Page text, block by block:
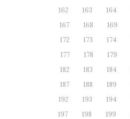
162
163 164
167
168 169
172
173 174
177
178 179
182
183 184
187
188 189
192
193 194
197
198 199